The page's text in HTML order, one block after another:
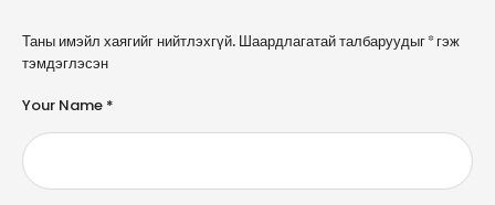
Таны имэйл хаягийг нийтлэхгүй. Шаардлагатай талбаруудыг*гэж
тэмдэглэсэн
Your Name *
A
l
e
n
a
ti